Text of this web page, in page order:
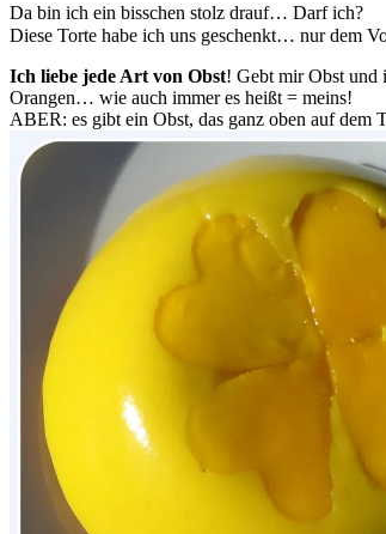
Da bin ich ein bisschen stolz drauf… Darf ich?
Diese Torte habe ich uns geschenkt… nur dem
Ich liebe jede Art von Obst! Gebt mir Obst und
Orangen… wie auch immer es heißt = meins!
ABER: es gibt ein Obst, das ganz oben auf dem